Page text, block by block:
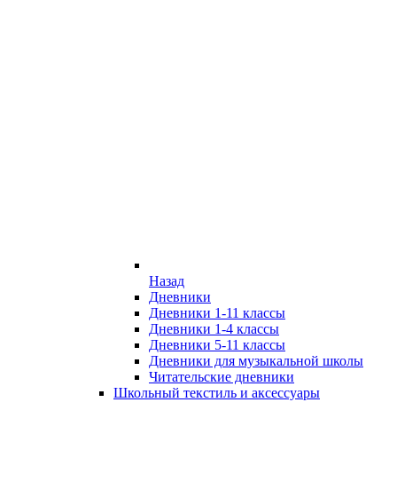
Назад
Дневники
Дневники 1-11 классы
Дневники 1-4 классы
Дневники 5-11 классы
Дневники для музыкальной школы
Читательские дневники
Школьный текстиль и аксессуары